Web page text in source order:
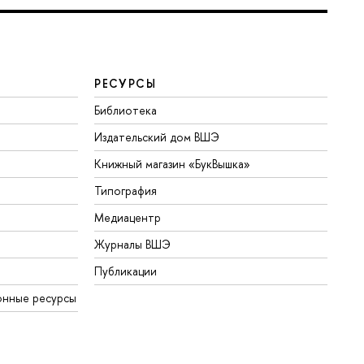
ресурсы
РЕСУРСЫ
Библиотека
Издательский дом ВШЭ
Книжный магазин «БукВышка»
Типография
Медиацентр
Журналы ВШЭ
Публикации